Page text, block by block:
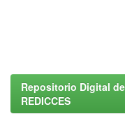
Repositorio Digital
REDICCES